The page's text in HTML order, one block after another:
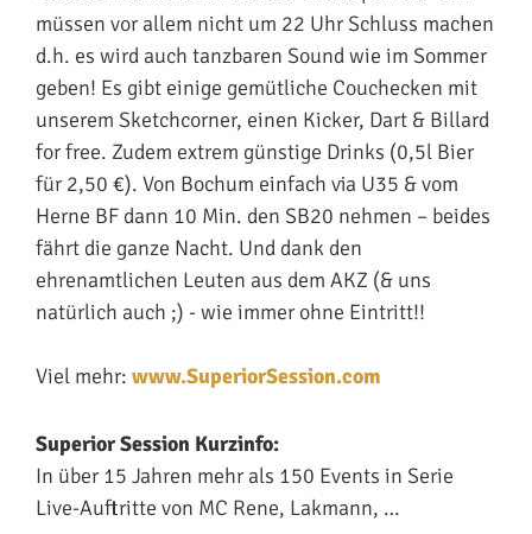
müssen vor allem nicht um 22 Uhr Schluss machen
d.h. es wird auch tanzbaren Sound wie im Sommer
geben! Es gibt einige gemütliche Couchecken mit
unserem Sketchcorner, einen Kicker, Dart & Billard
for free. Zudem extrem günstige Drinks (0,5l Bier
für 2,50 €). Von Bochum einfach via U35 & vom
Herne BF dann 10 Min. den SB20 nehmen – beides
fährt die ganze Nacht. Und dank den
ehrenamtlichen Leuten aus dem AKZ (& uns
natürlich auch ;) - wie immer ohne Eintritt!!
Viel mehr: www.SuperiorSession.com
Superior Session Kurzinfo:
In über 15 Jahren mehr als 150 Events in Serie
Live-Auftritte von MC Rene, Lakmann, …